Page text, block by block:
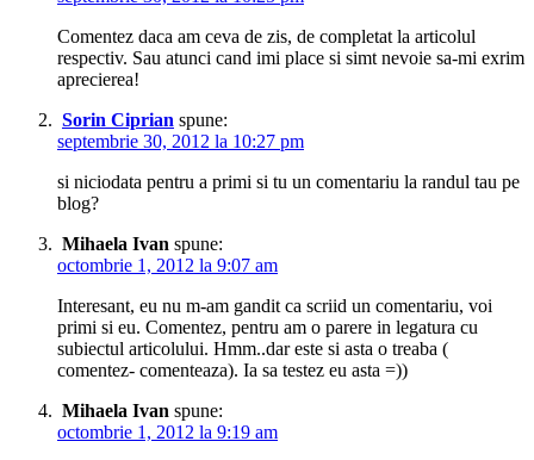
Comentez daca am ceva de zis, de completat la articolul
respectiv. Sau atunci cand imi place si simt nevoie sa-mi exrim
aprecierea!
Sorin Ciprian spune:
septembrie 30, 2012 la 10:27 pm
si niciodata pentru a primi si tu un comentariu la randul tau pe
blog?
Mihaela Ivan spune:
octombrie 1, 2012 la 9:07 am
Interesant, eu nu m-am gandit ca scriid un comentariu, voi
primi si eu. Comentez, pentru am o parere in legatura cu
subiectul articolului. Hmm..dar este si asta o treaba (
comentez- comenteaza). Ia sa testez eu asta =))
Mihaela Ivan spune:
octombrie 1, 2012 la 9:19 am